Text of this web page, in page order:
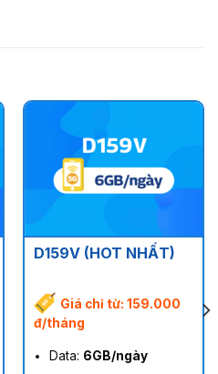
D159V (HOT NHẤT)
Giá chỉ từ: 159.000
đ/tháng
Data: 6GB/ngày